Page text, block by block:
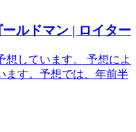
ルドマン | ロイター
しています。 予想によ
ます。予想では、年前半